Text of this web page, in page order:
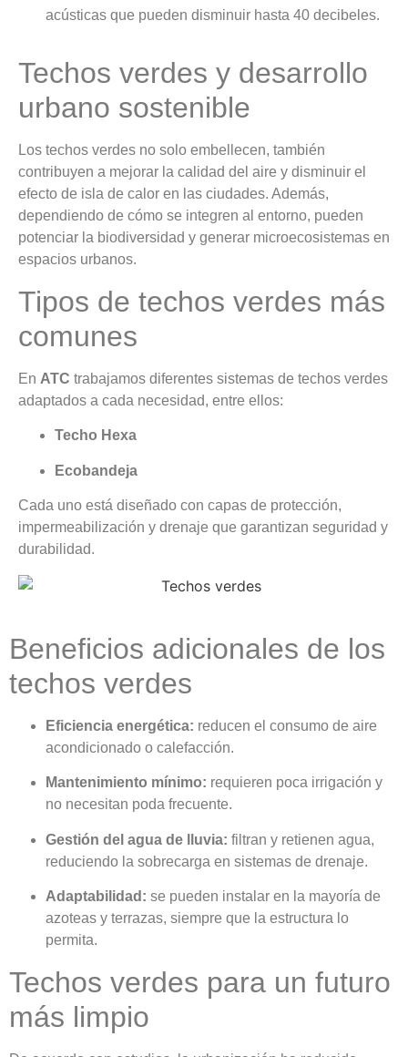
acústicas que pueden disminuir hasta 40 decibeles.
Techos verdes y desarrollo
urbano sostenible
Los techos verdes no solo embellecen, también
contribuyen a mejorar la calidad del aire y disminuir el
efecto de isla de calor en las ciudades. Además,
dependiendo de cómo se integren al entorno, pueden
potenciar la biodiversidad y generar microecosistemas en
espacios urbanos.
Tipos de techos verdes más
comunes
En ATC trabajamos diferentes sistemas de techos verdes
adaptados a cada necesidad, entre ellos:
Techo Hexa
Ecobandeja
Cada uno está diseñado con capas de protección,
impermeabilización y drenaje que garantizan seguridad y
durabilidad.
Beneficios adicionales de los
techos verdes
Eficiencia energética: reducen el consumo de aire
acondicionado o calefacción.
Mantenimiento mínimo: requieren poca irrigación y
no necesitan poda frecuente.
Gestión del agua de lluvia: filtran y retienen agua,
reduciendo la sobrecarga en sistemas de drenaje.
Adaptabilidad: se pueden instalar en la mayoría de
azoteas y terrazas, siempre que la estructura lo
permita.
Techos verdes para un futuro
más limpio